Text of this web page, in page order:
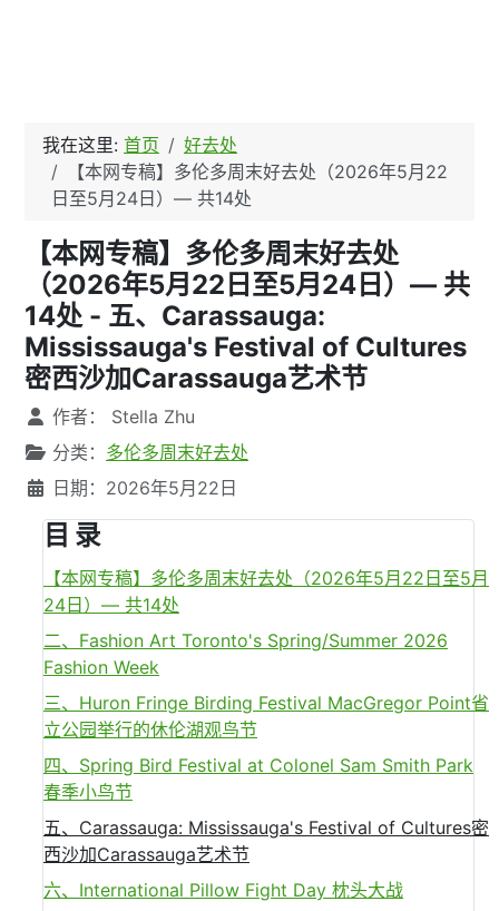
我在这里: 首页
好去处
【本网专稿】多伦多周末好去处（2026年5月22
日至5月24日）— 共14处
【本网专稿】多伦多周末好去处
（2026年5月22日至5月24日）— 共
14处 - 五、Carassauga:
Mississauga's Festival of Cultures
密西沙加Carassauga艺术节
文章信息
作者： Stella Zhu
分类： 多伦多周末好去处
日期：2026年5月22日
目 录
【本网专稿】多伦多周末好去处（2026年5月22日至5月
24日）— 共14处
二、Fashion Art Toronto's Spring/Summer 2026
Fashion Week
三、Huron Fringe Birding Festival MacGregor Point省
立公园举行的休伦湖观鸟节
四、Spring Bird Festival at Colonel Sam Smith Park
春季小鸟节
五、Carassauga: Mississauga's Festival of Cultures密
西沙加Carassauga艺术节
六、International Pillow Fight Day 枕头大战